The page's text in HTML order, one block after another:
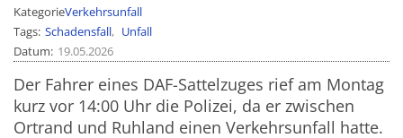
KategorieVerkehrsunfall
Tags Schadensfall
Unfall
Datum 19.05.2026
Der Fahrer eines DAF-Sattelzuges rief am Montag
kurz vor 14:00 Uhr die Polizei, da er zwischen
Ortrand und Ruhland einen Verkehrsunfall hatte.